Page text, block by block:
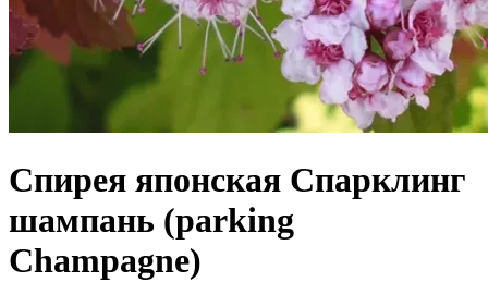
Спирея японская Спарклинг
шампань (parking
Champagne)